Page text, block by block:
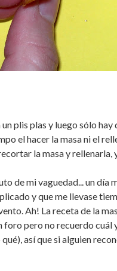
un plis plas y luego sólo
el hacer la masa ni el
la masa y rellenarla,
de mi vaguedad... un día
y que me llevase
Ah! La receta de la
pero no recuerdo cuál
así que si alguien